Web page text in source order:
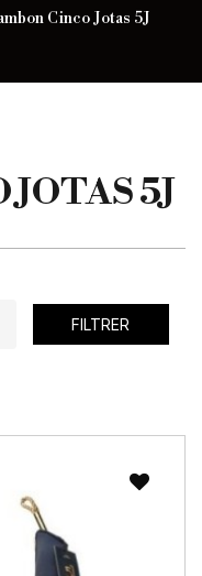
Cinco Jotas 5J
5J
FILTRER